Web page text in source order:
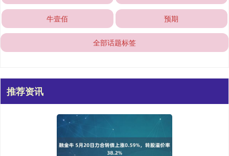
牛壹佰 预期
全部话题标签
推荐资讯